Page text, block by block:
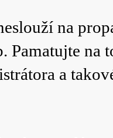
na
Pamatujte
a